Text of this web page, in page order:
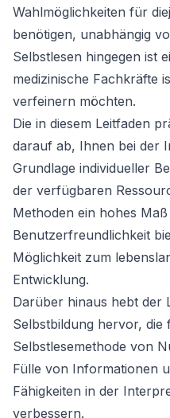
Wahlmöglichkeiten für
benötigen, unabhängig
Selbstlesen hingegen ist
medizinische Fachkräfte
verfeinern möchten.
Die in diesem Leitfaden
darauf ab, Ihnen bei der
Grundlage individueller
der verfügbaren
Methoden ein hohes
Benutzerfreundlichkeit
Möglichkeit zum
Entwicklung.
Darüber hinaus hebt der
Selbstbildung hervor,
Selbstlesemethode von
Fülle von Informationen
Fähigkeiten in der
verbessern.